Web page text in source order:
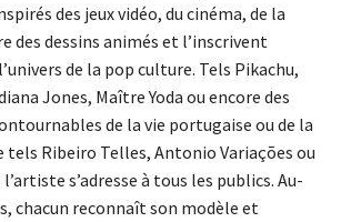
des jeux vidéo, du cinéma, de la
des dessins animés et l’inscrivent
de la pop culture. Tels Pikachu,
Jones, Maître Yoda ou encore des
de la vie portugaise ou de la
tels Ribeiro Telles, Antonio Variações ou
s’adresse à tous les publics. Au-
chacun reconnaît son modèle et